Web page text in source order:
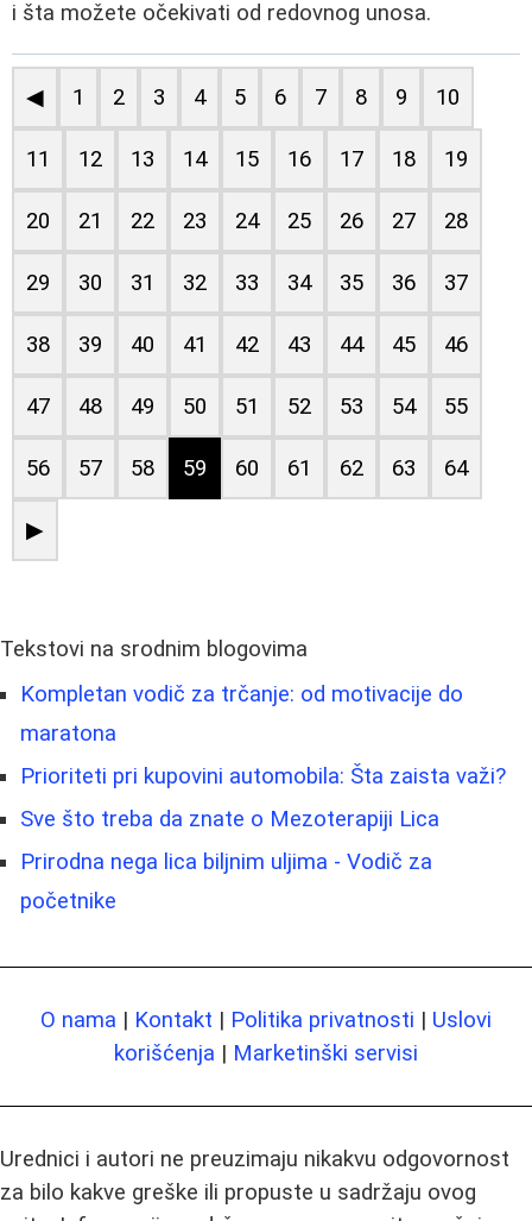
i šta možete očekivati od redovnog unosa.
◀ 1 2 3 4 5 6 7 8 9 10
11 12 13 14 15 16 17 18 19
20 21 22 23 24 25 26 27 28
29 30 31 32 33 34 35 36 37
38 39 40 41 42 43 44 45 46
47 48 49 50 51 52 53 54 55
56 57 58 59 60 61 62 63 64
▶
Tekstovi na srodnim blogovima
Kompletan vodič za trčanje: od motivacije do
maratona
Prioriteti pri kupovini automobila: Šta zaista važi?
Sve što treba da znate o Mezoterapiji Lica
Prirodna nega lica biljnim uljima - Vodič za
početnike
O nama | Kontakt | Politika privatnosti | Uslovi
korišćenja | Marketinški servisi
Urednici i autori ne preuzimaju nikakvu odgovornost
za bilo kakve greške ili propuste u sadržaju ovog